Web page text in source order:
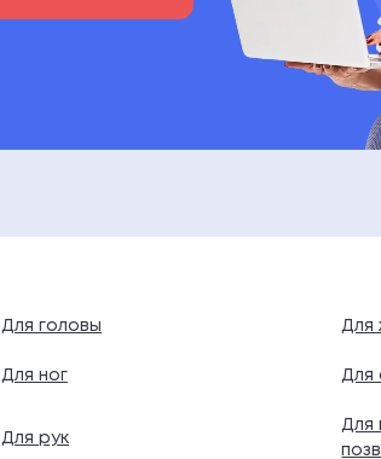
Для головы Для
Для ног Для
Для рук
Для